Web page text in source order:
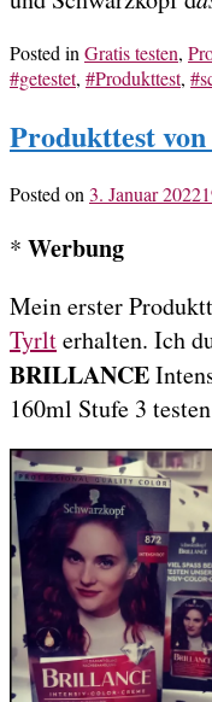
Posted inGratis testen,
#getestet, #Produkttest,
Produkttest
Posted on 3. Januar 2022
* Werbung
Mein erster
Tyrlterhalten. Ich
BRILLANCE
160ml Stufe 3